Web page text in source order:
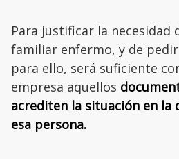
Para justificar la necesidad
familiar enfermo, y de pedir
para ello, será suficiente
empresa aquellos
acrediten la situación en la
esa persona.